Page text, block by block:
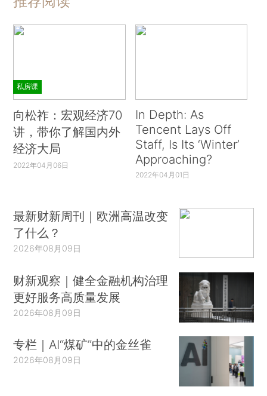
私房课
向松祚：宏观经济70
讲，带你了解国内外
经济大局
2022年04月06日
In Depth: As
Tencent Lays Off
Staff, Is Its ‘Winter’
Approaching?
2022年04月01日
最新财新周刊｜欧洲高温改变
了什么？
2026年08月09日
财新观察｜健全金融机构治理
更好服务高质量发展
2026年08月09日
专栏｜AI“煤矿”中的金丝雀
2026年08月09日